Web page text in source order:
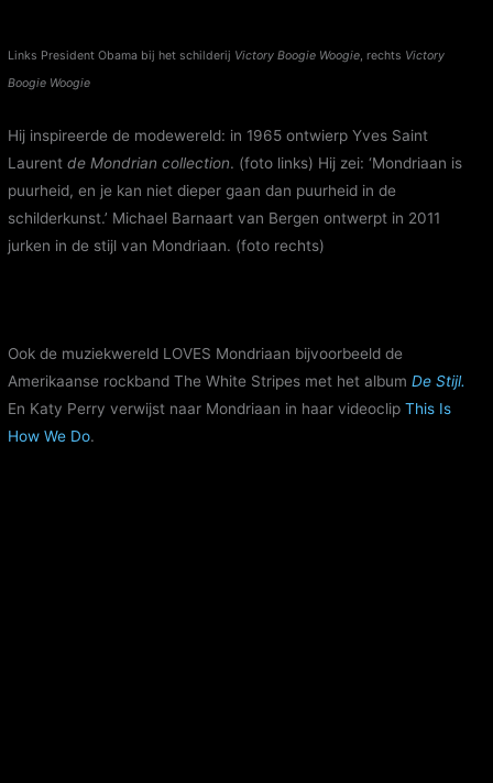
Links President Obama bij het schilderij Victory Boogie Woogie, rechts Victory
Boogie Woogie
Hij inspireerde de modewereld: in 1965 ontwierp Yves Saint
Laurentde Mondrian collection. (foto links) Hij zei: ‘Mondriaan is
puurheid, en je kan niet dieper gaan dan puurheid in de
schilderkunst.’ Michael Barnaart van Bergen ontwerpt in 2011
jurken in de stijl van Mondriaan. (foto rechts)
Ook de muziekwereld LOVES Mondriaan bijvoorbeeld de
Amerikaanse rockband The White Stripes met het albumDe Stijl.
En Katy Perry verwijst naar Mondriaan in haar videoclipThis Is
How We Do.